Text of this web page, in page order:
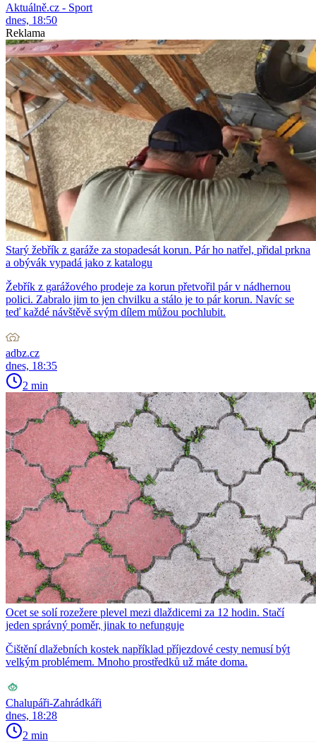
Aktuálně.cz - Sport
dnes, 18:50
Reklama
Starý žebřík z garáže za stopadesát korun. Pár ho natřel, přidal prkna
a obývák vypadá jako z katalogu
Žebřík z garážového prodeje za korun přetvořil pár v nádhernou
polici. Zabralo jim to jen chvilku a stálo je to pár korun. Navíc se
teď každé návštěvě svým dílem můžou pochlubit.
adbz.cz
dnes, 18:35
2 min
Ocet se solí rozežere plevel mezi dlaždicemi za 12 hodin. Stačí
jeden správný poměr, jinak to nefunguje
Čištění dlažebních kostek například příjezdové cesty nemusí být
velkým problémem. Mnoho prostředků už máte doma.
Chalupáři-Zahrádkáři
dnes, 18:28
2 min